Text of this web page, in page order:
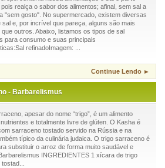
realça o sabor dos alimentos; afinal, sem sal a
"sem gosto". No supermercado, existem diversas
sal e, por incrível que pareça, alguns são mais
outros. Abaixo, listamos os tipos de sal
para consumo e suas principais
refinadoImagem: ...
Continue Lendo ►
- Barbarelismus
apesar do nome “trigo”, é um alimento
e totalmente livre de glúten. O Kasha é
sarraceno tostado servido na Rússia e na
típico da culinária judaica. O trigo sarraceno é
substituir o arroz de forma muito saudável e
INGREDIENTES 1 xícara de trigo